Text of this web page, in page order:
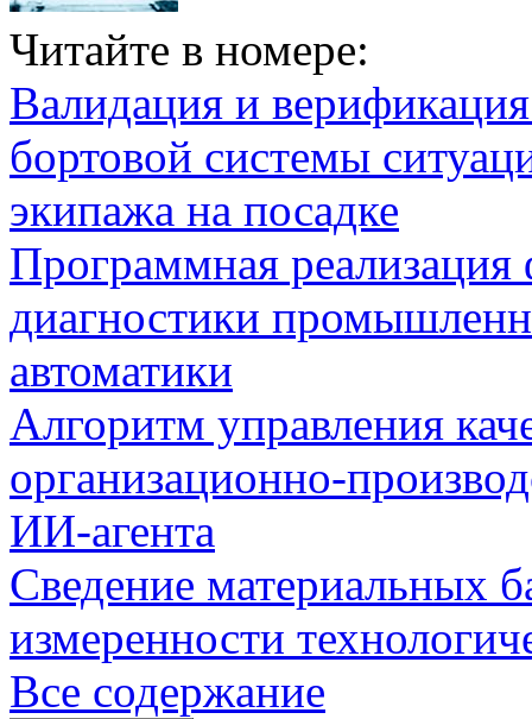
Читайте в номере:
Валидация и
бортовой системы
экипажа на посадке
Программная
диагностики
автоматики
Алгоритм управления
организационно-
ИИ-агента
Сведение материальных
измеренности
Все содержание